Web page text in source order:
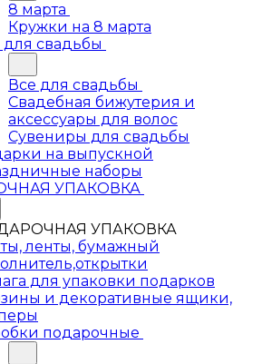
8 марта
Кружки на 8 марта
для свадьбы
Все для свадьбы
Свадебная бижутерия и
аксессуары для волос
Сувениры для свадьбы
на выпускной
наборы
УПАКОВКА
УПАКОВКА
ленты, бумажный
для упаковки подарков
и декоративные ящики,
подарочные